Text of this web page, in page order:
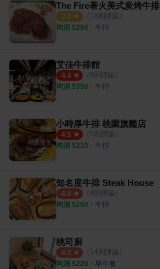
The Fire著火美式炭烤牛排
2.0 （ 13則評論）
均消 $250 ・ 牛排
艾佳牛排館
4.4 （ 8則評論）
均消 $350 ・ 牛排
小時厚牛排 桃園旗艦店
4.5 （ 5則評論）
均消 $210 ・ 牛排
知名度牛排 Steak House
4.0 （ 4則評論）
均消 $250 ・ 牛排
桃司廚
4.0 （ 14則評論）
均消 $220 ・ 早午餐